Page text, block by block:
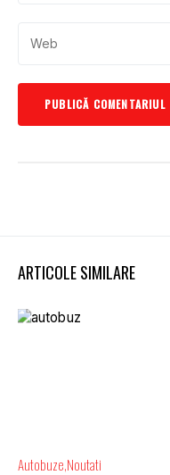
ARTICOLE SIMILARE
Autobuze Noutati